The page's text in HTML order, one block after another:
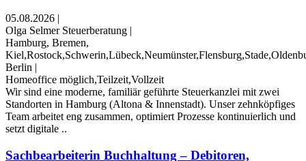
05.08.2026 |
Olga Selmer Steuerberatung |
Hamburg, Bremen,
Berlin |
Homeoffice möglich,Teilzeit,Vollzeit
Wir sind eine moderne, familiär geführte Steuerkanzlei mit zwei
Standorten in Hamburg (Altona & Innenstadt). Unser zehnköpfiges
Team arbeitet eng zusammen, optimiert Prozesse kontinuierlich und
setzt digitale ..
Sachbearbeiterin Buchhaltung – Debitoren,